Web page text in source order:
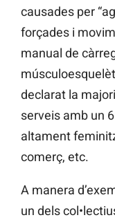
causades per
forçades i
manual de
declarat la
serveis amb un
altament
comerç, etc.
A manera
un dels